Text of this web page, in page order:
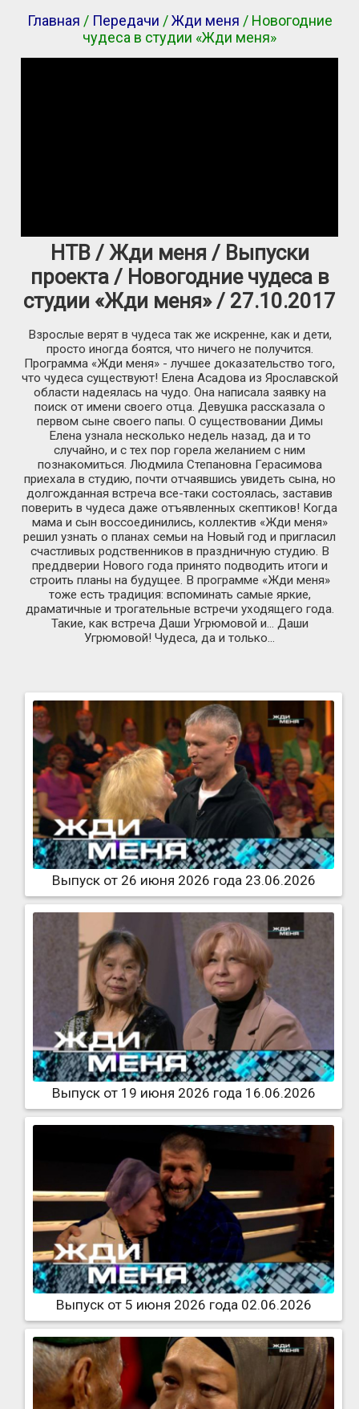
Главная / Передачи /Жди меня / Новогодние
чудеса в студии «Жди меня»
НТВ / Жди меня / Выпуски
проекта / Новогодние чудеса в
студии «Жди меня» / 27.10.2017
Взрослые верят в чудеса так же искренне, как и дети,
просто иногда боятся, что ничего не получится.
Программа «Жди меня» - лучшее доказательство того,
что чудеса существуют! Елена Асадова из Ярославской
области надеялась на чудо. Она написала заявку на
поиск от имени своего отца. Девушка рассказала о
первом сыне своего папы. О существовании Димы
Елена узнала несколько недель назад, да и то
случайно, и с тех пор горела желанием с ним
познакомиться. Людмила Степановна Герасимова
приехала в студию, почти отчаявшись увидеть сына, но
долгожданная встреча все-таки состоялась, заставив
поверить в чудеса даже отъявленных скептиков! Когда
мама и сын воссоединились, коллектив «Жди меня»
решил узнать о планах семьи на Новый год и пригласил
счастливых родственников в праздничную студию. В
преддверии Нового года принято подводить итоги и
строить планы на будущее. В программе «Жди меня»
тоже есть традиция: вспоминать самые яркие,
драматичные и трогательные встречи уходящего года.
Такие, как встреча Даши Угрюмовой и… Даши
Угрюмовой! Чудеса, да и только…
Выпуск от 26 июня 2026 года 23.06.2026
Выпуск от 19 июня 2026 года 16.06.2026
Выпуск от 5 июня 2026 года 02.06.2026